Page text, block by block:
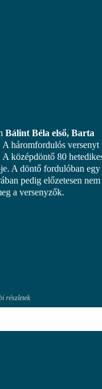
Bálint Béla első, Barta
A háromfordulós versenyt
középdöntő 80
A döntő fordulóban egy
pedig előzetesen nem
a versenyzők.
részletek